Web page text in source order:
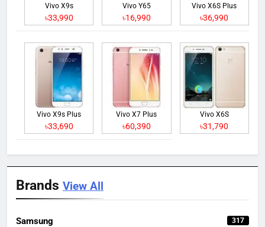
Vivo X9s
৳33,990
Vivo Y65
৳16,990
Vivo X6S Plus
৳36,990
Vivo X9s Plus
৳33,690
Vivo X7 Plus
৳60,390
Vivo X6S
৳31,790
Brands View All
Samsung 317